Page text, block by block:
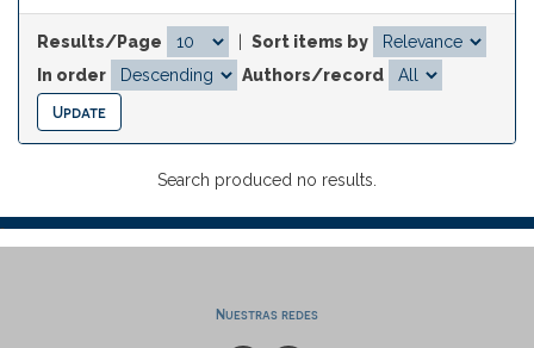
Results/Page
Sort items by
In order
Authors/record
Search produced no results.
Nuestras redes